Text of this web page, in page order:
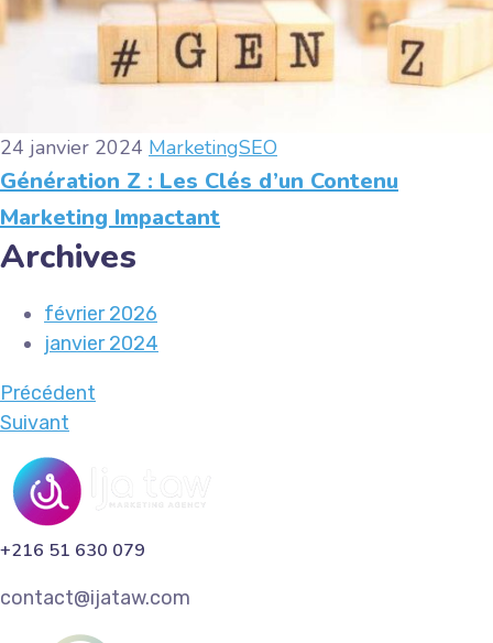
24 janvier 2024 MarketingSEO
Génération Z : Les Clés d’un Contenu
Marketing Impactant
Archives
février 2026
janvier 2024
Précédent
Suivant
+216 51 630 079
contact@ijataw.com